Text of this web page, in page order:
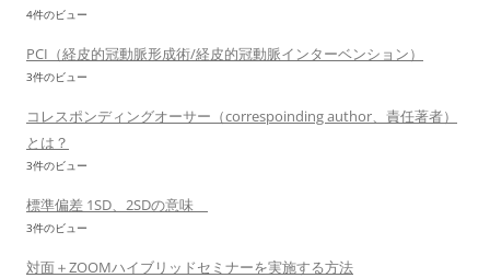
4件のビュー
PCI（経皮的冠動脈形成術/経皮的冠動脈インターベンション）
3件のビュー
コレスポンディングオーサー（correspoinding author、責任著者）
とは？
3件のビュー
標準偏差 1SD、2SDの意味
3件のビュー
対面＋ZOOMハイブリッドセミナーを実施する方法